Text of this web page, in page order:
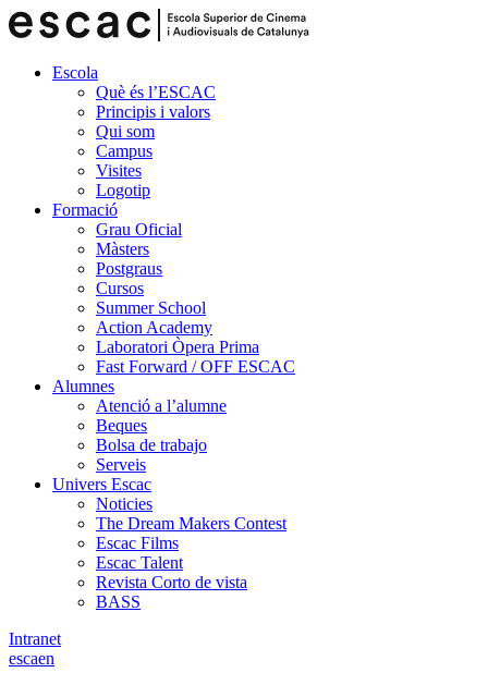
Escola
Què és l’ESCAC
Principis i valors
Qui som
Campus
Visites
Logotip
Formació
Grau Oficial
Màsters
Postgraus
Cursos
Summer School
Action Academy
Laboratori Òpera Prima
Fast Forward / OFF ESCAC
Alumnes
Atenció a l’alumne
Beques
Bolsa de trabajo
Serveis
Univers Escac
Noticies
The Dream Makers Contest
Escac Films
Escac Talent
Revista Corto de vista
BASS
Intranet
escaen